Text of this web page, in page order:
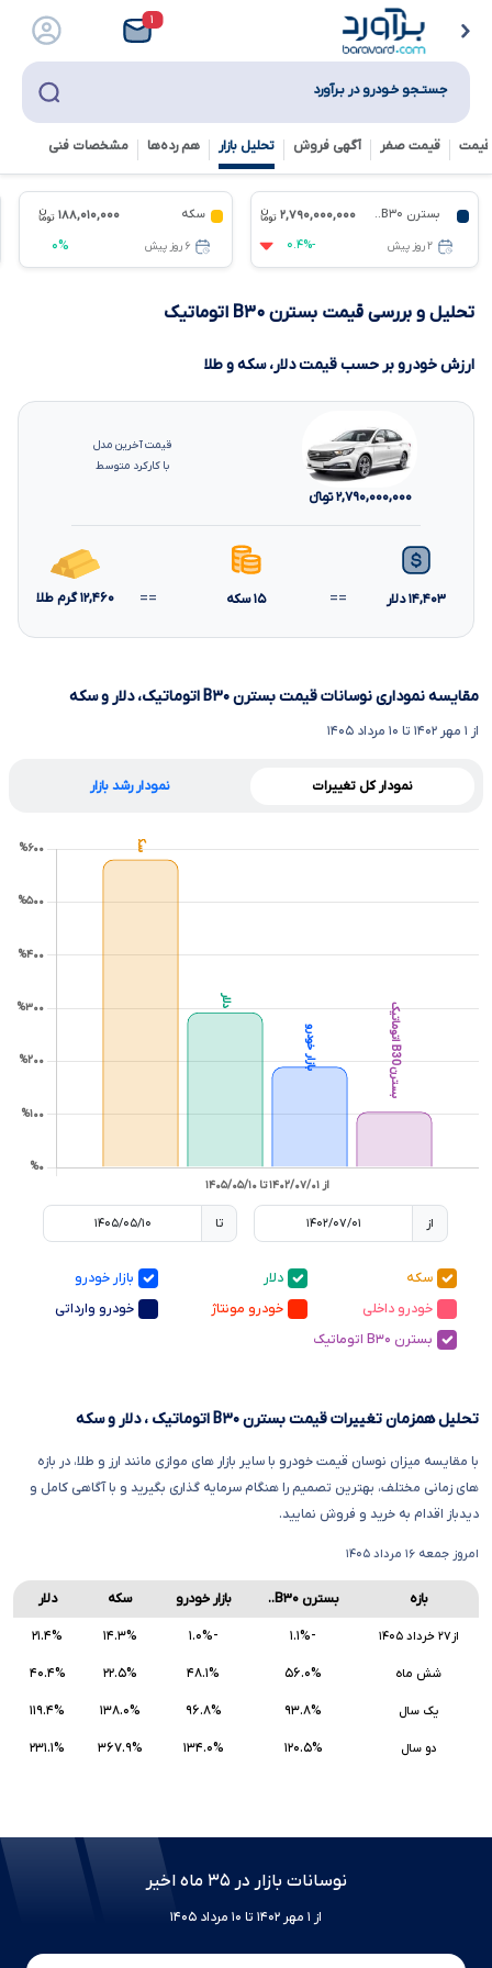
۱
جستـجو خـودرو در بـرآورد
قیمت صفر آگهی فروش تحلیل بازار هم رده‌ها‌ مشخصات فنی
بسترن B۳۰.. ۲,۷۹۰,۰۰۰,۰۰۰
۲ روز پیش -۰.۴%
سکه ۱۸۸,۰۱۰,۰۰۰
۶ روز پیش ۰%
تحلیل و بررسی قیمت بسترن B۳۰ اتوماتیک
ارزش خودرو بر حسب قیمت دلار، سکه و طلا
۲,۷۹۰,۰۰۰,۰۰۰تومانءءء
قیمت آخرین مدل
با کارکرد متوسط
۱۴,۴۰۳دلار == ۱۵سکه == ۱۲,۴۶۰گرم طلا
مقایسه نموداری نوسانات قیمت بسترن B۳۰ اتوماتیک، دلار و سکه
از ۱ مهر ۱۴۰۲ تا ۱۰ مرداد ۱۴۰۵
نمودار کل تغییرات نمودار رشد بازار
از تا
سکه دلار
بازار خودرو
خودرو داخلی
خودرو مونتاژ
خودرو وارداتی
بسترن B۳۰ اتوماتیک
تحلیل همزمان تغییرات قیمت بسترن B۳۰ اتوماتیک ، دلار و سکه
با مقایسه میزان نوسان قیمت خودرو با سایر بازار های موازی مانند ارز و طلا، در بازه
های زمانی مختلف، بهترین تصمیم را هنگام سرمایه گذاری بگیرید و با آگاهی کامل و
دیدباز اقدام به خرید و فروش نمایید.
امروز جمعه ۱۶ مرداد ۱۴۰۵
بازه بسترن B۳۰.. بازار خودرو سکه دلار
از۲۷ خرداد ۱۴۰۵ -۱.۱% -۱.۰% ۱۴.۳% ۲۱.۴%
شش ماه ۵۶.۰% ۴۸.۱% ۲۲.۵% ۴۰.۴%
یک سال ۹۳.۸% ۹۶.۸% ۱۳۸.۰% ۱۱۹.۴%
دو سال ۱۲۰.۵% ۱۳۴.۰% ۳۶۷.۹% ۲۳۱.۱%
نوسانات بازار در ۳۵ ماه اخیر
از ۱ مهر ۱۴۰۲ تا ۱۰ مرداد ۱۴۰۵